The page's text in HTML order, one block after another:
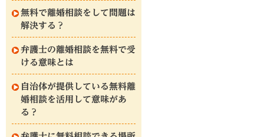
無料で離婚相談をして問題は
解決する？
弁護士の離婚相談を無料で受
ける意味とは
自治体が提供している無料離
婚相談を活用して意味があ
る？